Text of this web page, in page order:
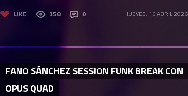
JUEVES, 16 ABRIL 2026
LIKE 358 0
FANO SÁNCHEZ SESSION FUNK BREAK CON
OPUS QUAD